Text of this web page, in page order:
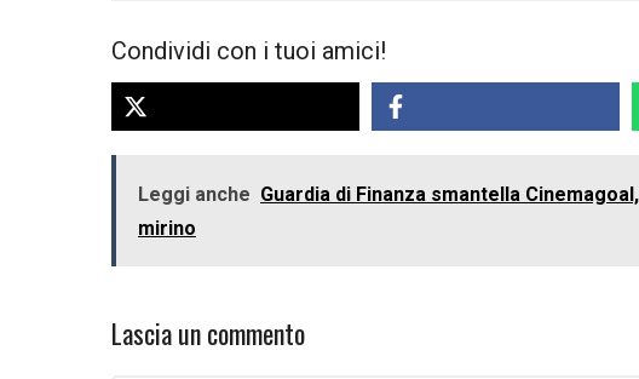
Condividi con i tuoi amici!
Leggi anche Guardia di Finanza smantella
mirino
Lascia un commento